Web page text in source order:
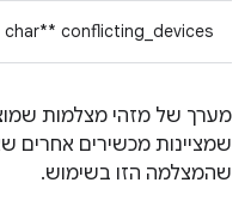
char** conflicting_devices
שמציינות מכשירים אחרים
שהמצלמה הזו בשימוש.